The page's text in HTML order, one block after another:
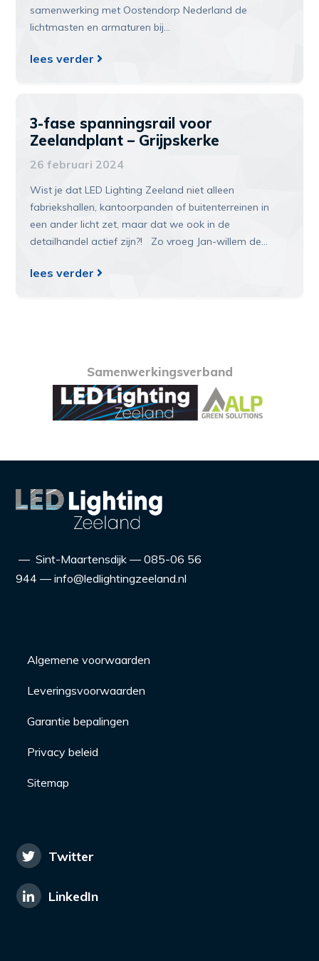
samenwerking met Oostendorp Nederland de
lichtmasten en armaturen bij…
lees verder
3-fase spanningsrail voor
Zeelandplant – Grijpskerke
26 februari 2024
Wist je dat LED Lighting Zeeland niet alleen
fabriekshallen, kantoorpanden of buitenterreinen in
een ander licht zet, maar dat we ook in de
detailhandel actief zijn?! Zo vroeg Jan-willem de…
lees verder
Samenwerkingsverband
— Sint-Maartensdijk — 085-06 56
944 — info@ledlightingzeeland.nl
Algemene voorwaarden
Leveringsvoorwaarden
Garantie bepalingen
Privacy beleid
Sitemap
Twitter
LinkedIn